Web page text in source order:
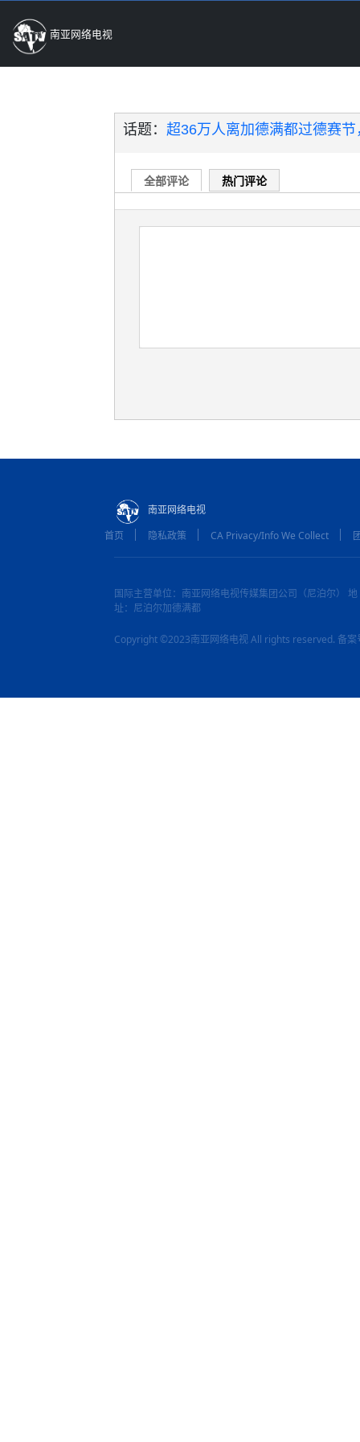
南亚网络电视
话题： 超36万人离加德满都过德赛
全部评论 热门评论
南亚网络电视
首页
隐私政策 CA Privacy/Info We Collect
国际主营单位：南亚网络电视传媒集团公司（尼泊尔） 地
址：尼泊尔加德满都
Copyright ©2023南亚网络电视 All rights reserved. 备